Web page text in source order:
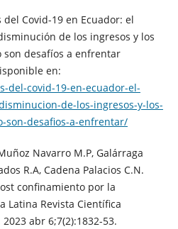
Covid-19 en Ecuador: el
de los ingresos y los
son desafíos a enfrentar
en:
del-covid-19-en-ecuador-el-
de-los-ingresos-y-los-
son-desafios-a-enfrentar/
Navarro M.P, Galárraga
R.A, Cadena Palacios C.N.
confinamiento por la
Latina Revista Científica
abr 6;7(2):1832-53.